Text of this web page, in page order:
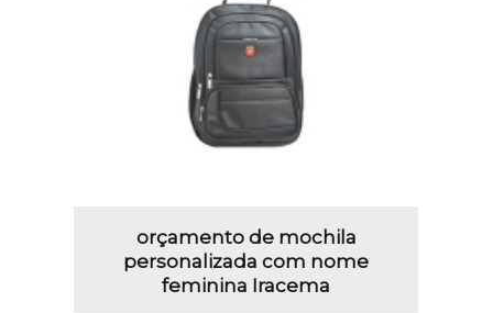
orçamento de mochila
personalizada com nome
feminina Iracema